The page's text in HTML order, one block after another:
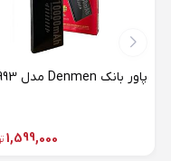
پاور بانک Denmen مدل 3993
1,599,000